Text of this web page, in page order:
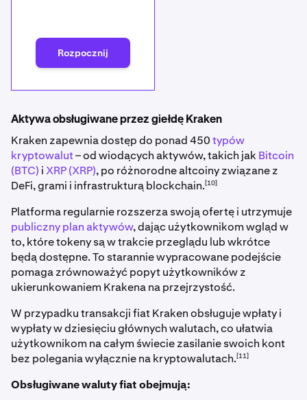
Rozpocznij
Aktywa obsługiwane przez giełdę Kraken
Kraken zapewnia dostęp do ponad 450typów
kryptowalut– od wiodących aktywów, takich jak Bitcoin
(BTC) i XRP (XRP), po różnorodne altcoiny związane z
DeFi, grami i infrastrukturą blockchain.[10]
Platforma regularnie rozszerza swoją ofertę i utrzymuje
publiczny plan aktywów, dając użytkownikom wgląd w
to, które tokeny są w trakcie przeglądu lub wkrótce
będą dostępne. To starannie wypracowane podejście
pomaga zrównoważyć popyt użytkowników z
ukierunkowaniem Krakena na przejrzystość.
W przypadku transakcji fiat Kraken obsługuje wpłaty i
wypłaty w dziesięciu głównych walutach, co ułatwia
użytkownikom na całym świecie zasilanie swoich kont
bez polegania wyłącznie na kryptowalutach.[11]
Obsługiwane waluty fiat obejmują: